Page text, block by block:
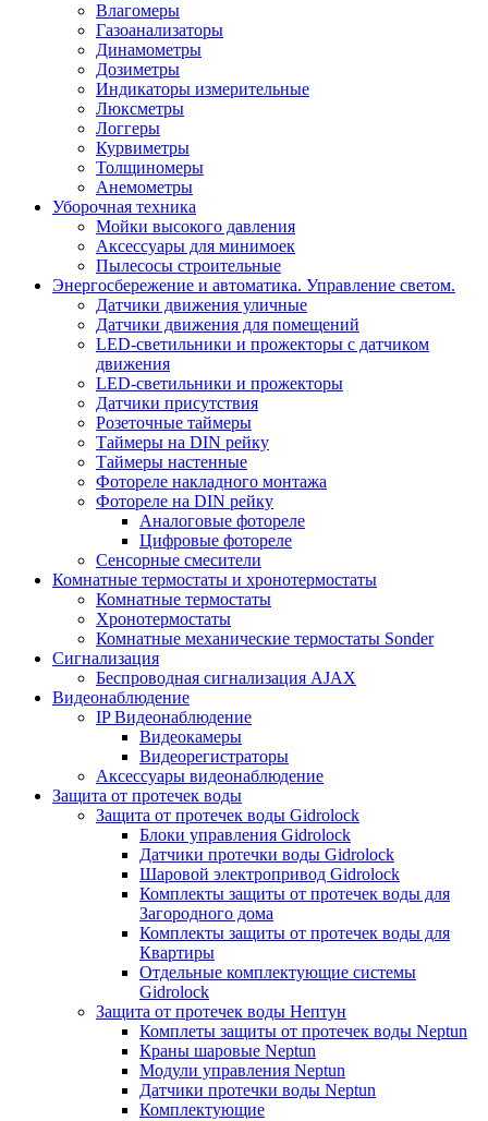
Влагомеры
Газоанализаторы
Динамометры
Дозиметры
Индикаторы измерительные
Люксметры
Логгеры
Курвиметры
Толщиномеры
Анемометры
Уборочная техника
Мойки высокого давления
Аксессуары для минимоек
Пылесосы строительные
Энергосбережение и автоматика. Управление светом.
Датчики движения уличные
Датчики движения для помещений
LED-светильники и прожекторы с датчиком
движения
LED-светильники и прожекторы
Датчики присутствия
Розеточные таймеры
Таймеры на DIN рейку
Таймеры настенные
Фотореле накладного монтажа
Фотореле на DIN рейку
Аналоговые фотореле
Цифровые фотореле
Сенсорные смесители
Комнатные термостаты и хронотермостаты
Комнатные термостаты
Хронотермостаты
Комнатные механические термостаты Sonder
Сигнализация
Беспроводная сигнализация AJAX
Видеонаблюдение
IP Видеонаблюдение
Видеокамеры
Видеорегистраторы
Аксессуары видеонаблюдение
Защита от протечек воды
Защита от протечек воды Gidrolock
Блоки управления Gidrolock
Датчики протечки воды Gidrolock
Шаровой электропривод Gidrolock
Комплекты защиты от протечек воды для
Загородного дома
Комплекты защиты от протечек воды для
Квартиры
Отдельные комплектующие системы
Gidrolock
Защита от протечек воды Нептун
Комплеты защиты от протечек воды Neptun
Краны шаровые Neptun
Модули управления Neptun
Датчики протечки воды Neptun
Комплектующие